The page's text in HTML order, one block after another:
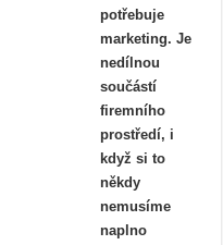
potřebuje
marketing. Je
nedílnou
součástí
firemního
prostředí, i
když si to
někdy
nemusíme
naplno